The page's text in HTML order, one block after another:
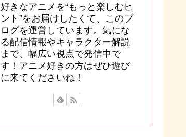
好きなアニメを“もっと楽しむヒ
ント”をお届けしたくて、このブ
ログを運営しています。気にな
る配信情報やキャラクター解説
まで、幅広い視点で発信中で
す！アニメ好きの方はぜひ遊び
に来てくださいね！